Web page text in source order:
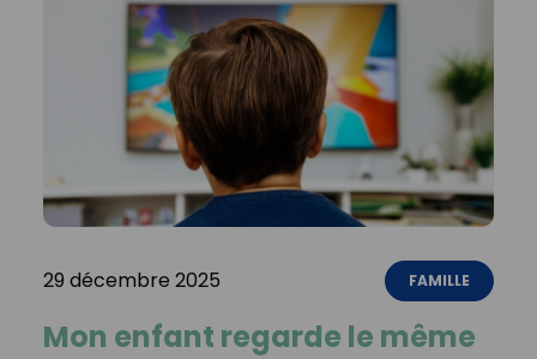
29 décembre 2025 FAMILLE
Mon enfant regarde le même